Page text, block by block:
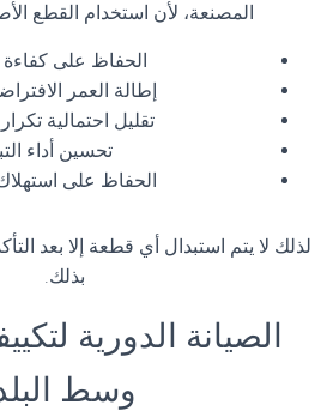
المصنعة، لأن استخدام القطع
الحفاظ على كفاءة
إطالة العمر
تقليل احتمالية
تحسين أداء
الحفاظ على استهلاك
لذلك لا يتم استبدال أي قطعة إلا بعد
بذلك.
الصيانة الدورية
وسط